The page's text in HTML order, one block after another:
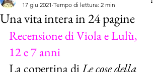
Una vita intera in 24 pagine
17 giu 2021 Tempo di lettura: 2 min
Recensione di Viola e Lulù,
12 e 7 anni
La copertina di Le cose della